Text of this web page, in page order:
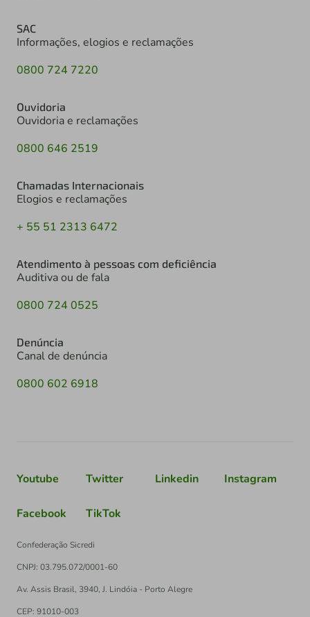
SAC
Informações, elogios e reclamações
0800 724 7220
Ouvidoria
Ouvidoria e reclamações
0800 646 2519
Chamadas Internacionais
Elogios e reclamações
+ 55 51 2313 6472
Atendimento à pessoas com deficiência
Auditiva ou de fala
0800 724 0525
Denúncia
Canal de denúncia
0800 602 6918
Youtube Twitter Linkedin Instagram
Facebook TikTok
Confederação Sicredi
CNPJ: 03.795.072/0001-60
Av. Assis Brasil, 3940, J. Lindóia - Porto Alegre
CEP: 91010-003